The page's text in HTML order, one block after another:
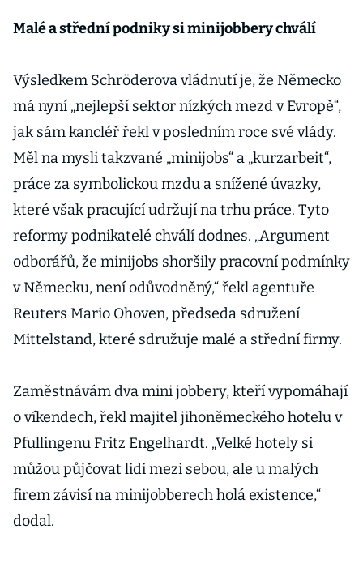
Malé a střední podniky si minijobbery chválí
Výsledkem Schröderova vládnutí je, že Německo
má nyní „nejlepší sektor nízkých mezd v Evropě“,
jak sám kancléř řekl v posledním roce své vlády.
Měl na mysli takzvané „minijobs“ a „kurzarbeit“,
práce za symbolickou mzdu a snížené úvazky,
které však pracující udržují na trhu práce. Tyto
reformy podnikatelé chválí dodnes. „Argument
odborářů, že minijobs shoršily pracovní podmínky
v Německu, není odůvodněný,“ řekl agentuře
Reuters Mario Ohoven, předseda sdružení
Mittelstand, které sdružuje malé a střední firmy.
Zaměstnávám dva mini jobbery, kteří vypomáhají
o víkendech, řekl majitel jihoněmeckého hotelu v
Pfullingenu Fritz Engelhardt. „Velké hotely si
můžou půjčovat lidi mezi sebou, ale u malých
firem závisí na minijobberech holá existence,“
dodal.